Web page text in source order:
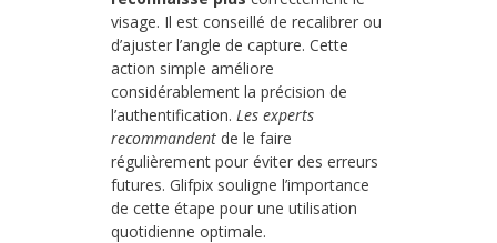
visage. Il est conseillé de recalibrer ou
d’ajuster l’angle de capture. Cette
action simple améliore
considérablement la précision de
l’authentification. Les experts
recommandent de le faire
régulièrement pour éviter des erreurs
futures. Glifpix souligne l’importance
de cette étape pour une utilisation
quotidienne optimale.